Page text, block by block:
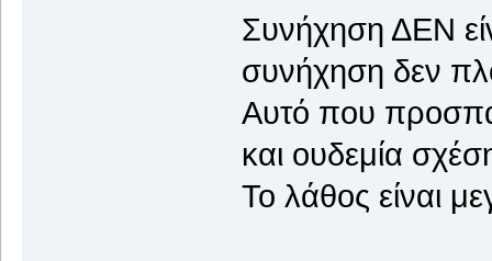
Συνήχηση ΔΕΝ
συνήχηση δεν
Αυτό που
και ουδεμία
Το λάθος είναι